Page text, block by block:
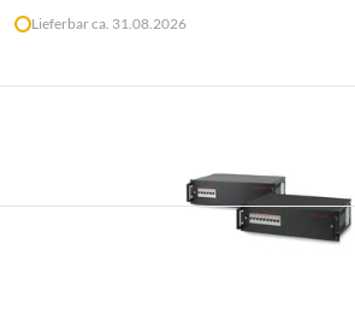
Lieferbar ca. 31.08.2026